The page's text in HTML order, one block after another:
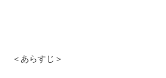
＜あらすじ＞